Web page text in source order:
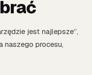
jest najlepsze”,
naszego procesu,